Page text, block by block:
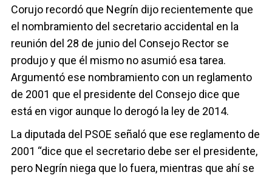
Corujo recordó que Negrín dijo recientemente que
el nombramiento del secretario accidental en la
reunión del 28 de junio del Consejo Rector se
produjo y que él mismo no asumió esa tarea.
Argumentó ese nombramiento con un reglamento
de 2001 que el presidente del Consejo dice que
está en vigor aunque lo derogó la ley de 2014.
La diputada del PSOE señaló que ese reglamento de
2001 “dice que el secretario debe ser el presidente,
pero Negrín niega que lo fuera, mientras que ahí se